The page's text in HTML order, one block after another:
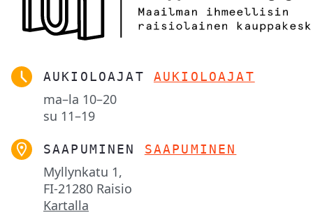
AUKIOLOAJAT AUKIOLOAJAT
ma–la 10–20
su 11–19
SAAPUMINEN SAAPUMINEN
Myllynkatu 1,
FI-21280 Raisio
Kartalla